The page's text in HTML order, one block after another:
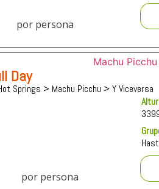
por persona
Day
Springs > Machu Picchu > Y Viceversa
por persona